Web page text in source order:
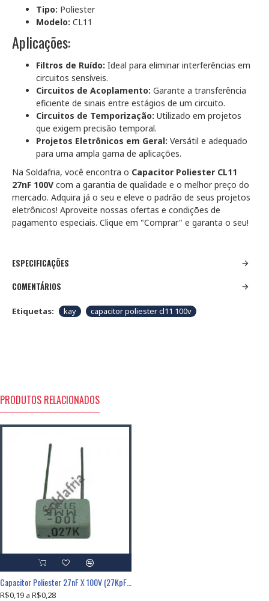
Tipo: Poliester
Modelo: CL11
Aplicações:
Filtros de Ruído: Ideal para eliminar interferências em
circuitos sensíveis.
Circuitos de Acoplamento: Garante a transferência
eficiente de sinais entre estágios de um circuito.
Circuitos de Temporização: Utilizado em projetos
que exigem precisão temporal.
Projetos Eletrônicos em Geral: Versátil e adequado
para uma ampla gama de aplicações.
Na Soldafria, você encontra o Capacitor Poliester CL11
27nF 100V com a garantia de qualidade e o melhor preço do
mercado. Adquira já o seu e eleve o padrão de seus projetos
eletrônicos! Aproveite nossas ofertas e condições de
pagamento especiais. Clique em "Comprar" e garanta o seu!
ESPECIFICAÇÕES
COMENTÁRIOS
Etiquetas: kay capacitor poliester cl11 100v
PRODUTOS RELACIONADOS
R$0,19 a R$0,28